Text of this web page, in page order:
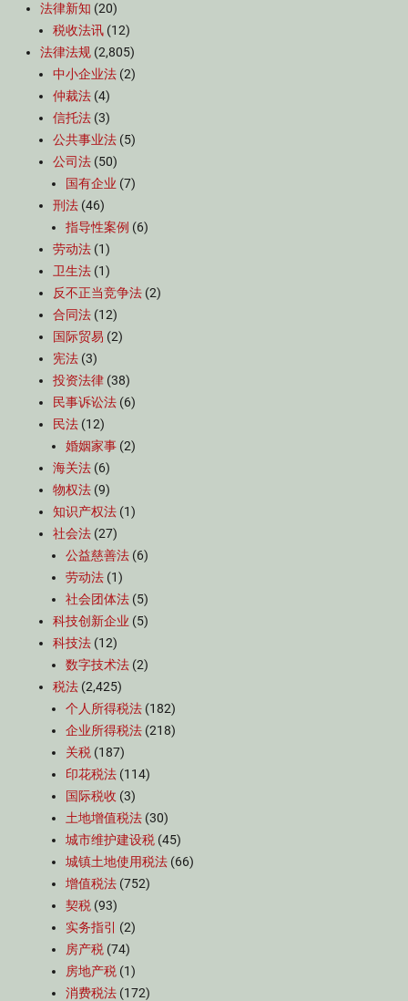
法律新知 (20)
税收法讯 (12)
法律法规 (2,805)
中小企业法 (2)
仲裁法 (4)
信托法 (3)
公共事业法 (5)
公司法 (50)
国有企业 (7)
刑法 (46)
指导性案例 (6)
劳动法 (1)
卫生法 (1)
反不正当竞争法 (2)
合同法 (12)
国际贸易 (2)
宪法 (3)
投资法律 (38)
民事诉讼法 (6)
民法 (12)
婚姻家事 (2)
海关法 (6)
物权法 (9)
知识产权法 (1)
社会法 (27)
公益慈善法 (6)
劳动法 (1)
社会团体法 (5)
科技创新企业 (5)
科技法 (12)
数字技术法 (2)
税法 (2,425)
个人所得税法 (182)
企业所得税法 (218)
关税 (187)
印花税法 (114)
国际税收 (3)
土地增值税法 (30)
城市维护建设税 (45)
城镇土地使用税法 (66)
增值税法 (752)
契税 (93)
实务指引
(2)
房产税 (74)
房地产税 (1)
消费税法 (172)